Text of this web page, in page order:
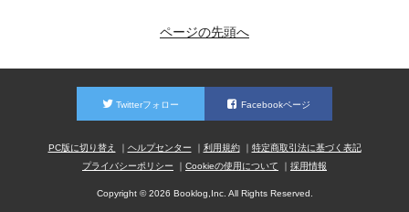
ページの先頭へ
Twitterフォロー Facebookページ
PC版に切り替え ヘルプセンター 利用規約
特定商取引法に基づく表記
プライバシーポリシー
Cookieの使用について 採用情報
Copyright © 2026 Booklog,Inc. All Rights Reserved.